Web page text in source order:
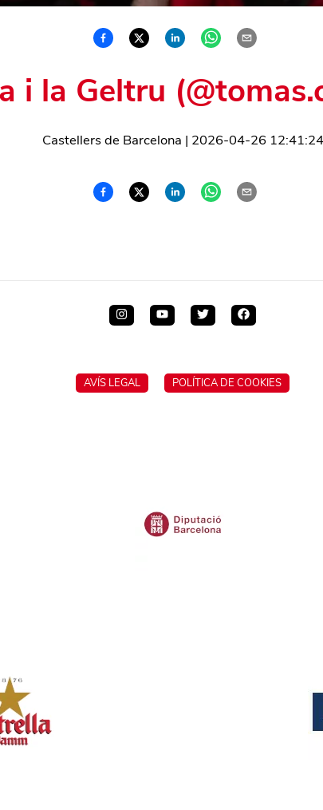
i la Geltru
Castellers de Barcelona | 2026-04-26 12:41:24
AVÍS LEGAL POLÍTICA DE COOKIES